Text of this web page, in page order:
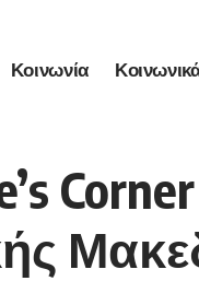
Κοινωνία